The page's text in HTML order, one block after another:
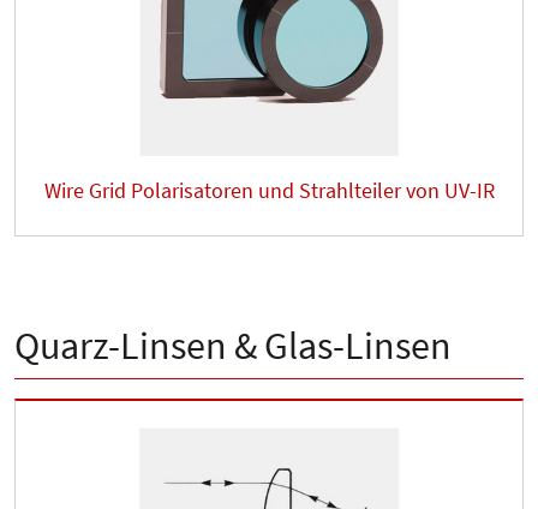
Wire Grid Polarisatoren und Strahlteiler von UV-IR
Quarz-Linsen & Glas-Linsen